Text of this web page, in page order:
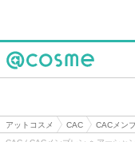
アットコスメ CAC CACメン